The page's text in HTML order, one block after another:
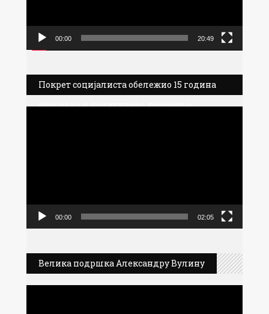
00:00 20:49
Покрет социјалиста обележио 15 година
свог рада и политичког деловања
00:00 02:05
Велика подршка Александру Вулину